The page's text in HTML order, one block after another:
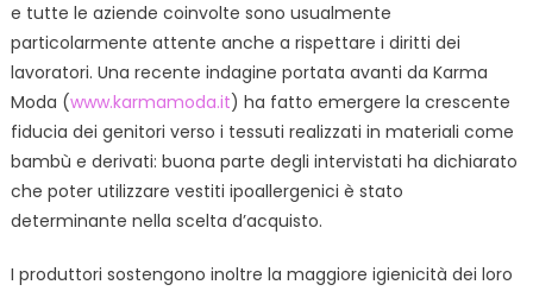
e tutte le aziende coinvolte sono usualmente
particolarmente attente anche a rispettare i diritti dei
lavoratori. Una recente indagine portata avanti da Karma
Moda (www.karmamoda.it) ha fatto emergere la crescente
fiducia dei genitori verso i tessuti realizzati in materiali come
bambù e derivati: buona parte degli intervistati ha dichiarato
che poter utilizzare vestiti ipoallergenici è stato
determinante nella scelta d’acquisto.
I produttori sostengono inoltre la maggiore igienicità dei loro